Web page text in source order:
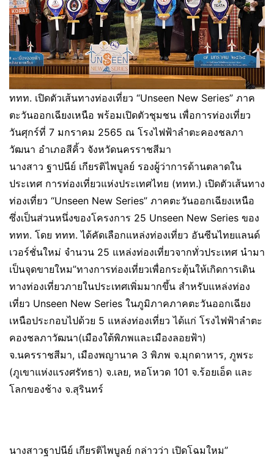
ททท. เปิดตัวเส้นทางท่องเที่ยว “Unseen New Series” ภาค
ตะวันออกเฉียงเหนือ พร้อมเปิดตัวชุมชน เพื่อการท่องเที่ยว
วันศุกร์ที่ 7 มกราคม 2565 ณ โรงไฟฟ้าลำตะคองชลภา
วัฒนา อำเภอสีคิ้ว จังหวัดนครราชสีมา
นางสาว ฐาปนีย์ เกียรติไพบูลย์ รองผู้ว่าการด้านตลาดใน
ประเทศ การท่องเที่ยวแห่งประเทศไทย (ททท.) เปิดตัวเส้นทาง
ท่องเที่ยว “Unseen New Series” ภาคตะวันออกเฉียงเหนือ
ซึ่งเป็นส่วนหนึ่งของโครงการ 25 Unseen New Series ของ
ททท. โดย ททท. ได้คัดเลือกแหล่งท่องเที่ยว อันซีนไทยแลนด์
เวอร์ชั่นใหม่ จำนวน 25 แหล่งท่องเที่ยวจากทั่วประเทศ นำมา
เป็นจุดขายใหม”ทางการท่องเที่ยวเพื่อกระตุ้นให้เกิดการเดิน
ทางท่องเที่ยวภายในประเทศเพิ่มมากขึ้น สำหรับแหล่งท่อง
เที่ยว Unseen New Series ในภูมิภาคภาคตะวันออกเฉียง
เหนือประกอบไปด้วย 5 แหล่งท่องเที่ยว ได้แก่ โรงไฟฟ้าลำตะ
คองชลภาวัฒนา(เมืองใต้พิภพและเมืองลอยฟ้า)
จ.นครราชสีมา, เมืองพญานาค 3 พิภพ จ.มุกดาหาร, ภูพระ
(ภูเขาแห่งแรงศรัทธา) จ.เลย, หอโหวด 101 จ.ร้อยเอ็ด และ
โลกของช้าง จ.สุรินทร์
นางสาวฐาปนีย์ เกียรติไพบูลย์ กล่าวว่า เปิดโฉมใหม”